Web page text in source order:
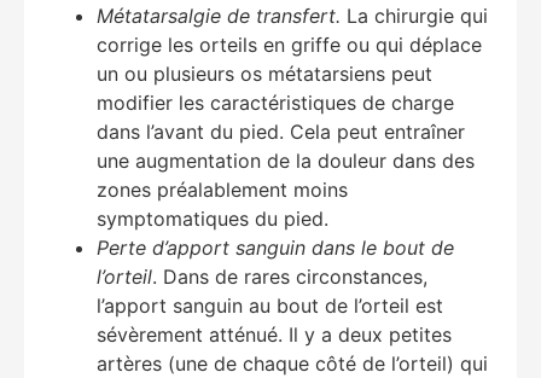
Métatarsalgie de transfert. La chirurgie qui
corrige les orteils en griffe ou qui déplace
un ou plusieurs os métatarsiens peut
modifier les caractéristiques de charge
dans l’avant du pied. Cela peut entraîner
une augmentation de la douleur dans des
zones préalablement moins
symptomatiques du pied.
Perte d’apport sanguin dans le bout de
l’orteil. Dans de rares circonstances,
l’apport sanguin au bout de l’orteil est
sévèrement atténué. Il y a deux petites
artères (une de chaque côté de l’orteil) qui